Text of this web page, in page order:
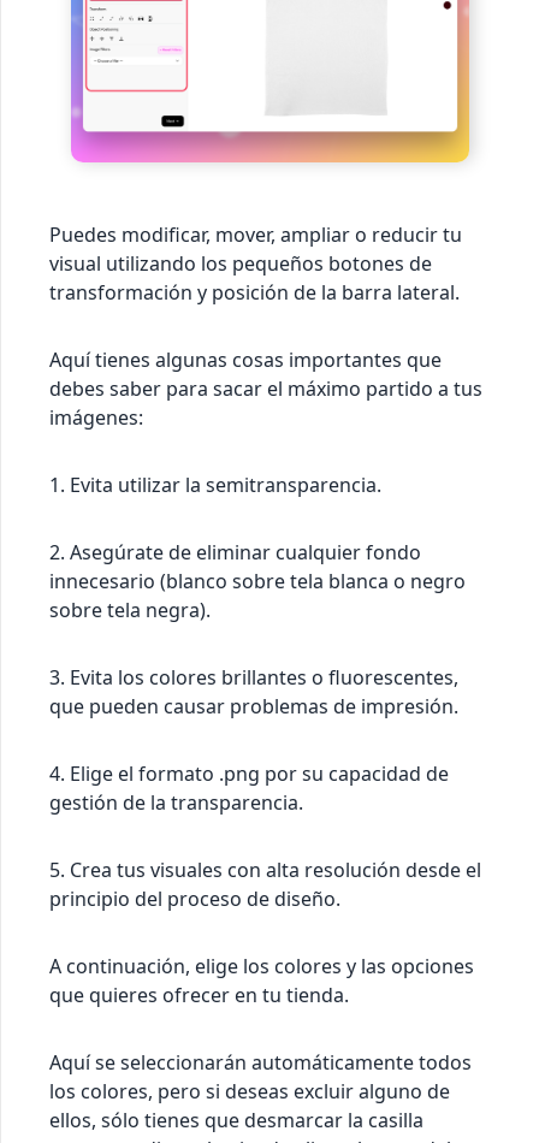
Puedes modificar, mover, ampliar o reducir tu
visual utilizando los pequeños botones de
transformación y posición de la barra lateral.
Aquí tienes algunas cosas importantes que
debes saber para sacar el máximo partido a tus
imágenes:
1. Evita utilizar la semitransparencia.
2. Asegúrate de eliminar cualquier fondo
innecesario (blanco sobre tela blanca o negro
sobre tela negra).
3. Evita los colores brillantes o fluorescentes,
que pueden causar problemas de impresión.
4. Elige el formato .png por su capacidad de
gestión de la transparencia.
5. Crea tus visuales con alta resolución desde el
principio del proceso de diseño.
A continuación, elige los colores y las opciones
que quieres ofrecer en tu tienda.
Aquí se seleccionarán automáticamente todos
los colores, pero si deseas excluir alguno de
ellos, sólo tienes que desmarcar la casilla